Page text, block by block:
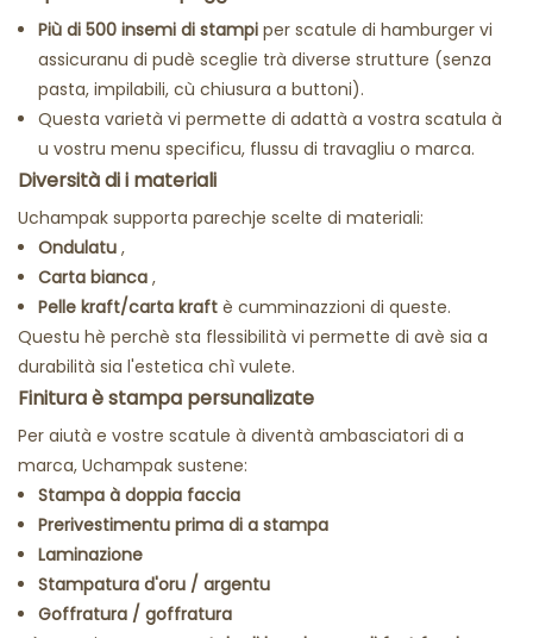
Più di 500 insemi di stampi per scatule di hamburger vi
assicuranu di pudè sceglie trà diverse strutture (senza
pasta, impilabili, cù chiusura a buttoni).
Questa varietà vi permette di adattà a vostra scatula à
u vostru menu specificu, flussu di travagliu o marca.
Diversità di i materiali
Uchampak supporta parechje scelte di materiali:
Ondulatu ,
Carta bianca ,
Pelle kraft/carta kraft è cumminazzioni di queste.
Questu hè perchè sta flessibilità vi permette di avè sia a
durabilità sia l'estetica chì vulete.
Finitura è stampa persunalizate
Per aiutà e vostre scatule à diventà ambasciatori di a
marca, Uchampak sustene:
Stampa à doppia faccia
Prerivestimentu prima di a stampa
Laminazione
Stampatura d'oru / argentu
Goffratura / goffratura